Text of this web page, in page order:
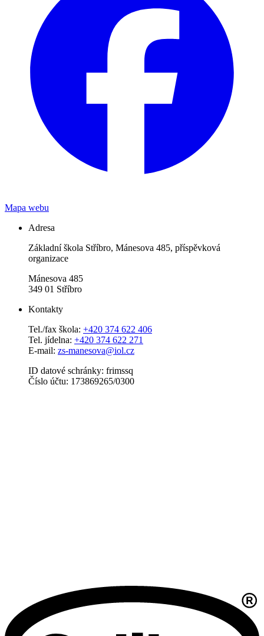
Mapa webu
Adresa
Základní škola Stříbro, Mánesova 485, příspěvková
organizace
Mánesova 485
349 01 Stříbro
Kontakty
Tel./fax škola: +420 374 622 406
Tel. jídelna: +420 374 622 271
E-mail: zs-manesova@iol.cz
ID datové schránky: frimssq
Číslo účtu: 173869265/0300